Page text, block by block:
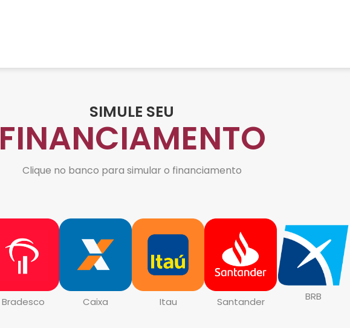
SIMULE SEU
FINANCIAMENTO
Clique no banco para simular o financiamento
Bradesco Caixa Itau Santander BRB